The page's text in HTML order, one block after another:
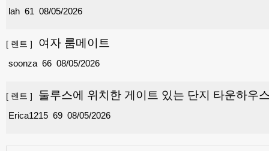
61
lah 08/05/2026
[ 렌트 ] 여자 룸메이트
66
soonza 08/05/2026
[ 렌트 ] 둘루스에 위치한 게이트 있는 단지 타운하우
69
Erica1215 08/05/2026